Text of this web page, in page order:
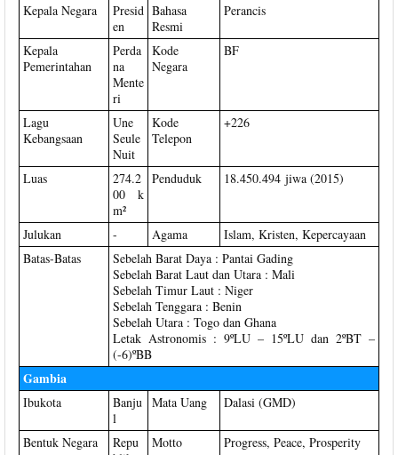
Kepala Negara
Presid
en
Bahasa
Resmi
Perancis
Kepala
Pemerintahan
Perda
na
Mente
ri
Kode
Negara
BF
Lagu
Kebangsaan
Une
Seule
Nuit
Kode
Telepon
+226
Luas
274.2
00 k
m²
Penduduk 18.450.494 jiwa (2015)
Julukan - Agama
Islam, Kristen, Kepercayaan
Batas-Batas
Sebelah Barat Daya : Pantai Gading
Sebelah Barat Laut dan Utara : Mali
Sebelah Timur Laut : Niger
Sebelah Tenggara : Benin
Sebelah Utara : Togo dan Ghana
Letak Astronomis : 9ºLU – 15ºLU dan 2ºBT –
(-6)ºBB
Gambia
Ibukota
Banju
l
Mata Uang Dalasi (GMD)
Bentuk Negara
Repu
Motto Progress, Peace, Prosperity